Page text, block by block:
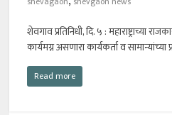
शेवगाव प्रतिनिधी, दि. ५ : महाराष्ट्राच्या
कार्यमग्न असणारा कार्यकर्ता व सामान्यांच्या
Read more